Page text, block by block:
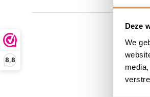
Deze
We
8,8